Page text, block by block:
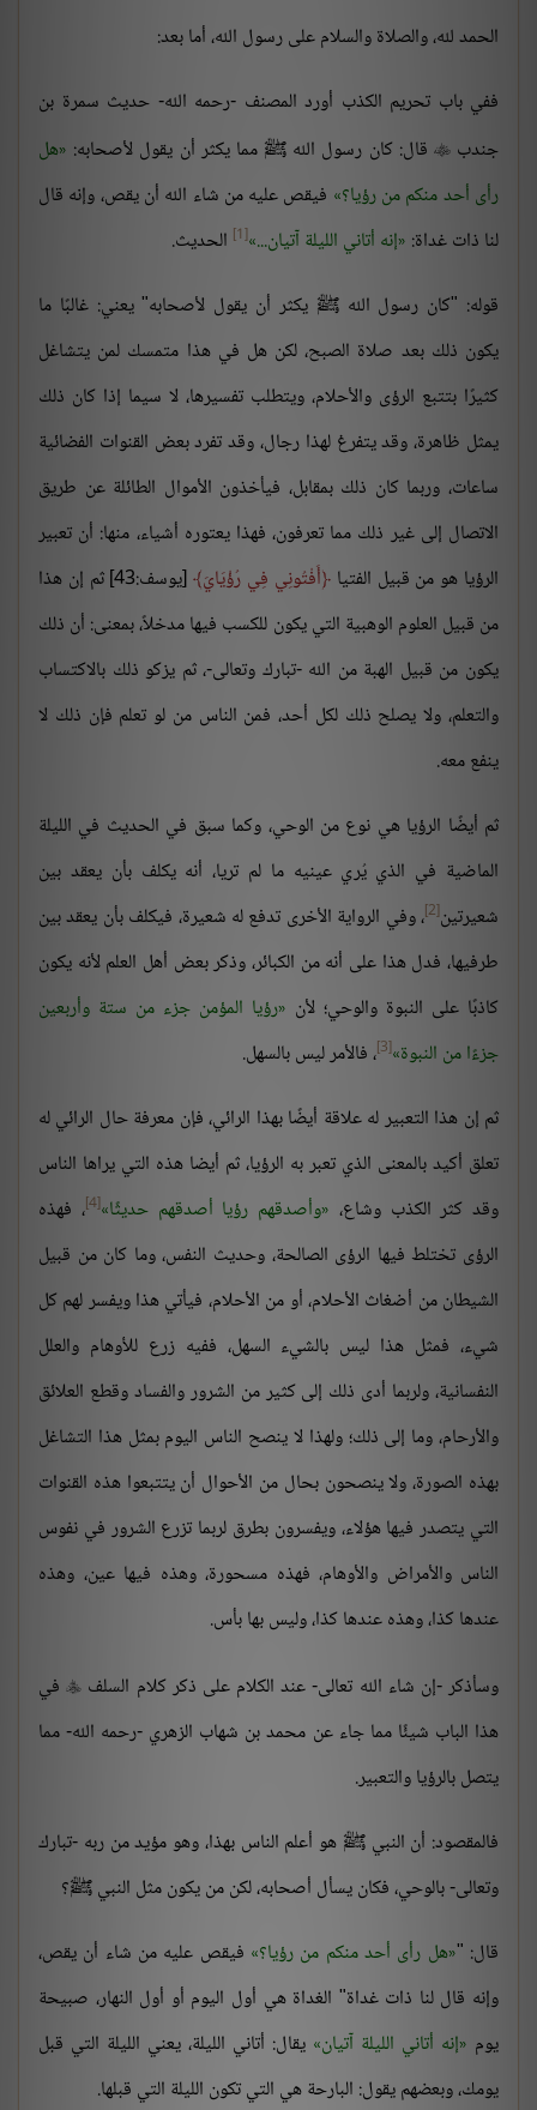
الحمد لله، والصلاة والسلام على رسول الله، أما بعد:
ففي باب تحريم الكذب أورد المصنف -رحمه الله- حديث سمرة بن
جندب قال: كان رسول الله ﷺ مما يكثر أن يقول لأصحابه: هل
رأى أحد منكم من رؤيا؟ فيقص عليه من شاء الله أن يقص، وإنه قال
لنا ذات غداة: إنه أتاني الليلة آتيان... [1]
الحديث.
قوله: "كان رسول الله ﷺ يكثر أن يقول لأصحابه" يعني: غالبًا ما
يكون ذلك بعد صلاة الصبح، لكن هل في هذا متمسك لمن يتشاغل
كثيرًا بتتبع الرؤى والأحلام، ويتطلب تفسيرها، لا سيما إذا كان ذلك
يمثل ظاهرة، وقد يتفرغ لهذا رجال، وقد تفرد بعض القنوات الفضائية
ساعات، وربما كان ذلك بمقابل، فيأخذون الأموال الطائلة عن طريق
الاتصال إلى غير ذلك مما تعرفون، فهذا يعتوره أشياء، منها: أن تعبير
الرؤيا هو من قبيل الفتيا أَفْتُونِي فِي رُؤْيَايَ
[يوسف:43] ثم إن هذا
من قبيل العلوم الوهبية التي يكون للكسب فيها مدخلاً، بمعنى: أن ذلك
يكون من قبيل الهبة من الله -تبارك وتعالى-، ثم يزكو ذلك بالاكتساب
والتعلم، ولا يصلح ذلك لكل أحد، فمن الناس من لو تعلم فإن ذلك لا
ينفع معه.
ثم أيضًا الرؤيا هي نوع من الوحي، وكما سبق في الحديث في الليلة
الماضية في الذي يُري عينيه ما لم تريا، أنه يكلف بأن يعقد بين
شعيرتين[2] ، وفي الرواية الأخرى تدفع له شعيرة، فيكلف بأن يعقد بين
طرفيها، فدل هذا على أنه من الكبائر، وذكر بعض أهل العلم لأنه يكون
كاذبًا على النبوة والوحي؛ لأن رؤيا المؤمن جزء من ستة وأربعين
جزءًا من النبوة [3] ، فالأمر ليس بالسهل.
ثم إن هذا التعبير له علاقة أيضًا بهذا الرائي، فإن معرفة حال الرائي له
تعلق أكيد بالمعنى الذي تعبر به الرؤيا، ثم أيضا هذه التي يراها الناس
وقد كثر الكذب وشاع، وأصدقهم رؤيا أصدقهم حديثًا [4] ، فهذه
الرؤى تختلط فيها الرؤى الصالحة، وحديث النفس، وما كان من قبيل
الشيطان من أضغاث الأحلام، أو من الأحلام، فيأتي هذا ويفسر لهم كل
شيء، فمثل هذا ليس بالشيء السهل، ففيه زرع للأوهام والعلل
النفسانية، ولربما أدى ذلك إلى كثير من الشرور والفساد وقطع العلائق
والأرحام، وما إلى ذلك؛ ولهذا لا ينصح الناس اليوم بمثل هذا التشاغل
بهذه الصورة، ولا ينصحون بحال من الأحوال أن يتتبعوا هذه القنوات
التي يتصدر فيها هؤلاء، ويفسرون بطرق لربما تزرع الشرور في نفوس
الناس والأمراض والأوهام، فهذه مسحورة، وهذه فيها عين، وهذه
عندها كذا، وهذه عندها كذا، وليس بها بأس.
وسأذكر -إن شاء الله تعالى- عند الكلام على ذكر كلام السلف في
هذا الباب شيئًا مما جاء عن محمد بن شهاب الزهري -رحمه الله- مما
يتصل بالرؤيا والتعبير.
فالمقصود: أن النبي ﷺ هو أعلم الناس بهذا، وهو مؤيد من ربه -تبارك
وتعالى- بالوحي، فكان يسأل أصحابه، لكن من يكون مثل النبي ﷺ؟
قال: " هل رأى أحد منكم من رؤيا؟ فيقص عليه من شاء أن يقص،
وإنه قال لنا ذات غداة" الغداة هي أول اليوم أو أول النهار، صبيحة
يوم إنه أتاني الليلة آتيان يقال: أتاني الليلة، يعني الليلة التي قبل
يومك، وبعضهم يقول: البارحة هي التي تكون الليلة التي قبلها.